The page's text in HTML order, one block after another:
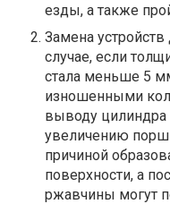
езды, а также
Замена
случае, если
стала меньше 5
изношенными
выводу цилиндра
увеличению
причиной
поверхности, а
ржавчины могут